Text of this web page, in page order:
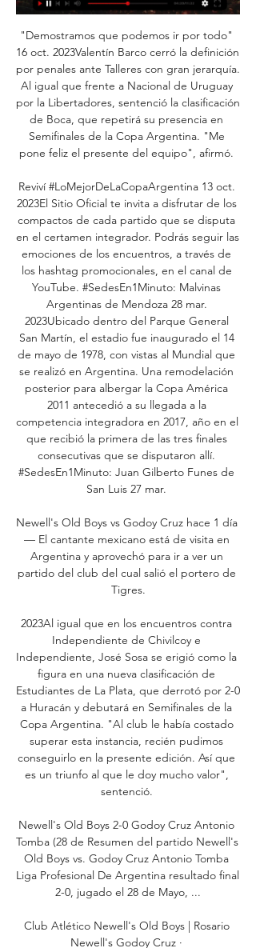
"Demostramos que podemos ir por todo"
16 oct. 2023Valentín Barco cerró la definición
por penales ante Talleres con gran jerarquía.
Al igual que frente a Nacional de Uruguay
por la Libertadores, sentenció la clasificación
de Boca, que repetirá su presencia en
Semifinales de la Copa Argentina. "Me
pone feliz el presente del equipo", afirmó.
Reviví #LoMejorDeLaCopaArgentina 13 oct.
2023El Sitio Oficial te invita a disfrutar de los
compactos de cada partido que se disputa
en el certamen integrador. Podrás seguir las
emociones de los encuentros, a través de
los hashtag promocionales, en el canal de
YouTube. #SedesEn1Minuto: Malvinas
Argentinas de Mendoza 28 mar.
2023Ubicado dentro del Parque General
San Martín, el estadio fue inaugurado el 14
de mayo de 1978, con vistas al Mundial que
se realizó en Argentina. Una remodelación
posterior para albergar la Copa América
2011 antecedió a su llegada a la
competencia integradora en 2017, año en el
que recibió la primera de las tres finales
consecutivas que se disputaron allí.
#SedesEn1Minuto: Juan Gilberto Funes de
San Luis 27 mar.
Newell's Old Boys vs Godoy Cruz hace 1 día
— El cantante mexicano está de visita en
Argentina y aprovechó para ir a ver un
partido del club del cual salió el portero de
Tigres.
2023Al igual que en los encuentros contra
Independiente de Chivilcoy e
Independiente, José Sosa se erigió como la
figura en una nueva clasificación de
Estudiantes de La Plata, que derrotó por 2-0
a Huracán y debutará en Semifinales de la
Copa Argentina. "Al club le había costado
superar esta instancia, recién pudimos
conseguirlo en la presente edición. Así que
es un triunfo al que le doy mucho valor",
sentenció.
Newell's Old Boys 2-0 Godoy Cruz Antonio
Tomba (28 de Resumen del partido Newell's
Old Boys vs. Godoy Cruz Antonio Tomba
Liga Profesional De Argentina resultado final
2-0, jugado el 28 de Mayo, ...
Club Atlético Newell's Old Boys | Rosario
Newell's Godoy Cruz ·